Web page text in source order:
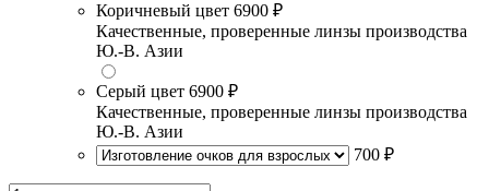
Коричневый цвет 6900 ₽
Качественные, проверенные линзы производства
Ю.-В. Азии
Серый цвет 6900 ₽
Качественные, проверенные линзы производства
Ю.-В. Азии
700 ₽